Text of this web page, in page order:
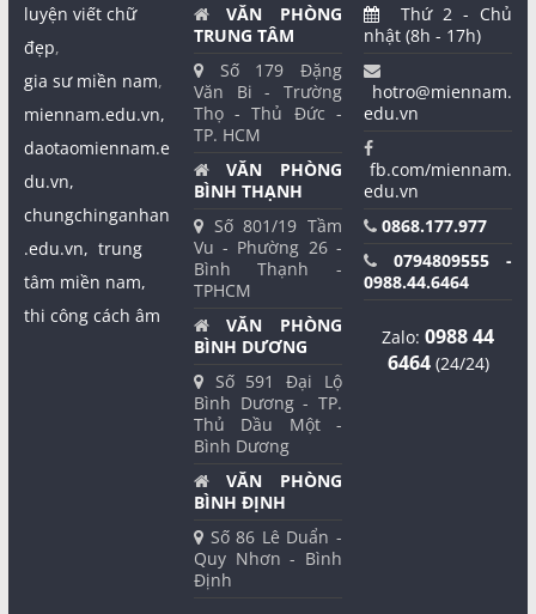
luyện viết chữ
đẹp,
gia sư miền nam,
miennam.edu.vn,
daotaomiennam.e
du.vn,
chungchinganhan
.edu.vn, trung
tâm miền nam,
thi công cách âm
VĂN PHÒNG
TRUNG TÂM
Số 179 Đặng
Văn Bi - Trường
Thọ - Thủ Đức -
TP. HCM
VĂN PHÒNG
BÌNH THẠNH
Số 801/19 Tầm
Vu - Phường 26 -
Bình Thạnh -
TPHCM
VĂN PHÒNG
BÌNH DƯƠNG
Số 591 Đại Lộ
Bình Dương - TP.
Thủ Dầu Một -
Bình Dương
VĂN PHÒNG
BÌNH ĐỊNH
Số 86 Lê Duẩn -
Quy Nhơn - Bình
Định
Thứ 2 - Chủ
nhật (8h - 17h)
hotro@miennam.
edu.vn
fb.com/miennam.
edu.vn
0868.177.977
0794809555 -
0988.44.6464
Zalo:0988 44
6464(24/24)